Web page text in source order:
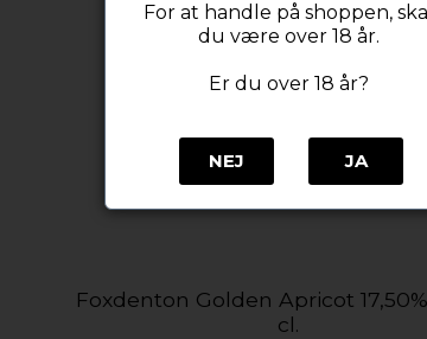
Foxdenton Golden Apricot
cl.
For at handle på shoppen, skal
du være over 18 år.
Er du over 18 år?
NEJ JA